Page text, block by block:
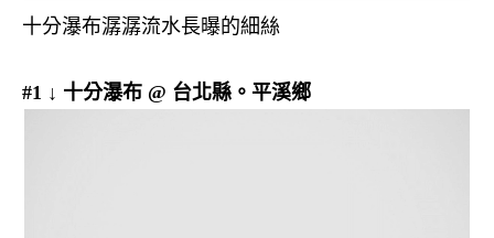
十分瀑布潺潺流水長曝的細絲
#1 ↓ 十分瀑布 @ 台北縣。平溪鄉